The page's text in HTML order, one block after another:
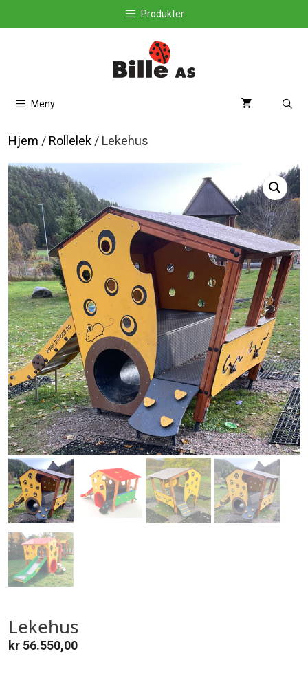
til
Produkter
Meny
Hjem / Rollelek / Lekehus
Lekehus
kr 56.550,00